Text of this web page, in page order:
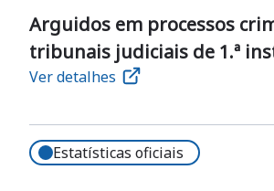
Arguidos em processos
tribunais judiciais de 1.ª
Ver detalhes
Estatísticas oficiais